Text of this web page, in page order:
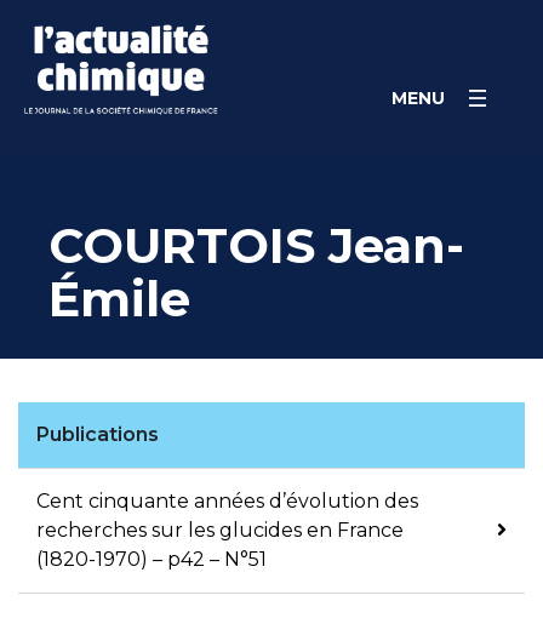
content
MENU
COURTOIS Jean-
Émile
Publications
Cent cinquante années d’évolution des
recherches sur les glucides en France
(1820-1970) – p42 – N°51